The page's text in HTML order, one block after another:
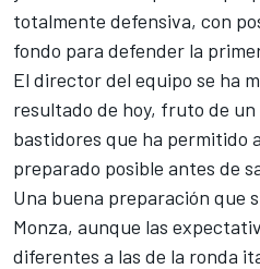
totalmente defensiva, con
fondo para defender la
El director del equipo se ha
resultado de hoy, fruto de
bastidores que ha permitido
preparado posible antes de
Una buena preparación que
Monza, aunque las
diferentes a las de la ronda